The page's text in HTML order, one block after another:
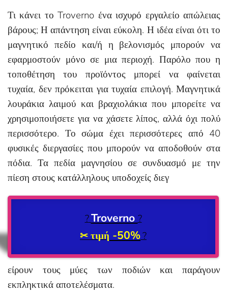
Τι κάνει το Troverno ένα ισχυρό εργαλείο απώλειας
βάρους; Η απάντηση είναι εύκολη. Η ιδέα είναι ότι το
μαγνητικό πεδίο και/ή η βελονισμός μπορούν να
εφαρμοστούν μόνο σε μια περιοχή. Παρόλο που η
τοποθέτηση του προϊόντος μπορεί να φαίνεται
τυχαία, δεν πρόκειται για τυχαία επιλογή. Μαγνητικά
λουράκια λαιμού και βραχιολάκια που μπορείτε να
χρησιμοποιήσετε για να χάσετε λίπος, αλλά όχι πολύ
περισσότερο. Το σώμα έχει περισσότερες από 40
φυσικές διεργασίες που μπορούν να αποδοθούν στα
πόδια. Τα πεδία μαγνησίου σε συνδυασμό με την
πίεση στους κατάλληλους υποδοχείς διεγ
?Troverno ?
✂ τιμή -50%?
είρουν τους μύες των ποδιών και παράγουν
εκπληκτικά αποτελέσματα.